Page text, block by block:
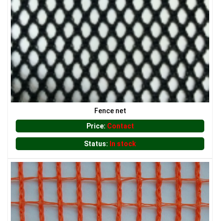
LƯỚI CHẮN GIÓ
LƯỚI CHẮN CÔN TRÙNG
Fence net
Price: Contact
Status: In stock